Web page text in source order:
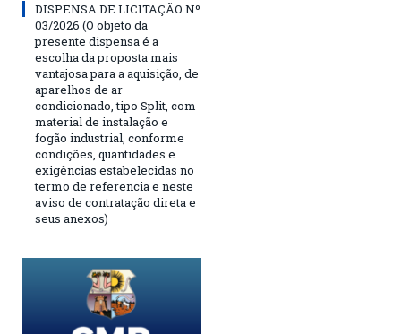
DISPENSA DE LICITAÇÃO Nº
03/2026 (O objeto da
presente dispensa é a
escolha da proposta mais
vantajosa para a aquisição, de
aparelhos de ar
condicionado, tipo Split, com
material de instalação e
fogão industrial, conforme
condições, quantidades e
exigências estabelecidas no
termo de referencia e neste
aviso de contratação direta e
seus anexos)